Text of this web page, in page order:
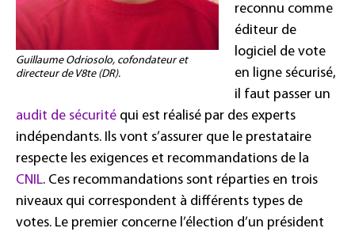
Guillaume Odriosolo, cofondateur et
directeur de V8te (DR).
reconnu comme
éditeur de
logiciel de vote
en ligne sécurisé,
il faut passer un
audit de sécurité qui est réalisé par des experts
indépendants. Ils vont s’assurer que le prestataire
respecte les exigences et recommandations de la
CNIL. Ces recommandations sont réparties en trois
niveaux qui correspondent à différents types de
votes. Le premier concerne l’élection d’un président